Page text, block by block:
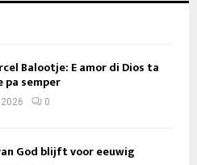
Balootje: E amor di Dios ta
pa semper
0
God blijft voor eeuwig